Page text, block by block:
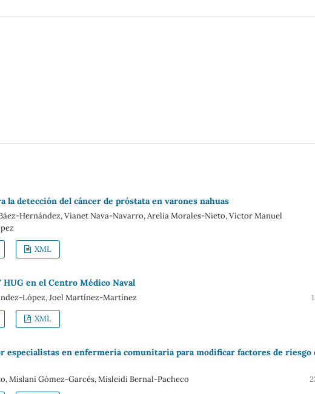
la detección del cáncer de próstata en varones nahuas
Hernández, Vianet Nava-Navarro, Arelia Morales-Nieto, Victor Manuel
XML
HUG en el Centro Médico Naval
López, Joel Martínez-Martínez
XML
especialistas en enfermería comunitaria para modificar factores de riesgo
Mislani Gómez-Garcés, Misleidi Bernal-Pacheco